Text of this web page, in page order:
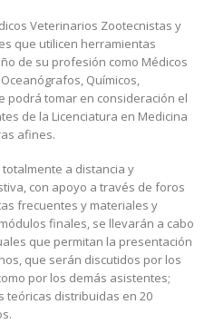
Veterinarios Zootecnistas y
que utilicen herramientas
de su profesión como Médicos
Químicos,
podrá tomar en consideración el
de la Licenciatura en Medicina
afines.
a distancia y
con apoyo a través de foros
frecuentes y materiales y
finales, se llevarán a cabo
que permitan la presentación
que serán discutidos por los
por los demás asistentes;
teóricas distribuidas en 20